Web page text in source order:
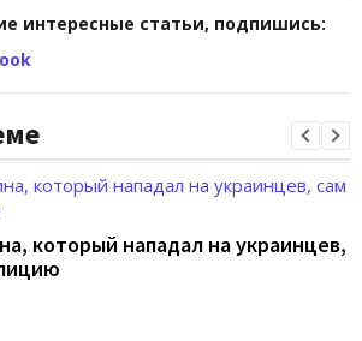
интересные статьи, подпишись:
который нападал на украинцев,